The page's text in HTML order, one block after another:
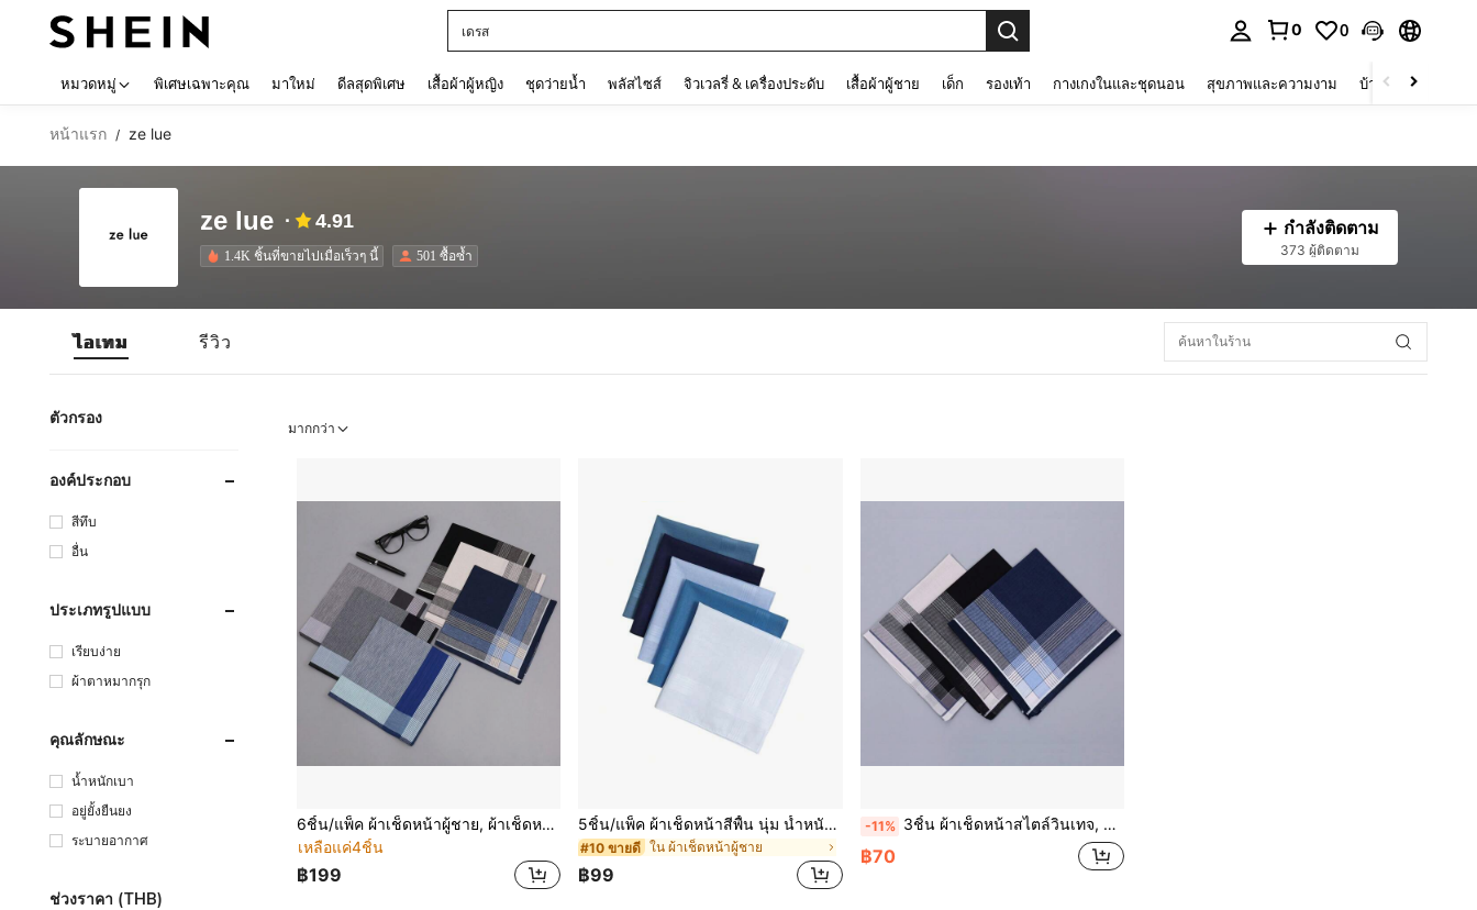
เดรส
0 0
หมวดหมู่ พิเศษเฉพาะคุณ มาใหม่ ดีลสุดพิเศษ เสื้อผ้าผู้หญิง ชุดว่ายน้ำ พลัสไซส์ จิวเวลรี่ & เครื่องประดับ เสื้อผ้าผู้ชาย เด็ก รองเท้า กางเกงในและชุดนอน สุขภาพและความงาม บ้านและที่อยู่อาศัย
หน้าแรก / ze lue
ze lue 4.91
1.4K ชิ้นที่ขายไปเมื่อเร็วๆ นี้ 501 ซื้อซ้ำ
กำลังติดตาม
373 ผู้ติดตาม
ไอเทม รีวิว
ตัวกรอง
องค์ประกอบ
สีทึบ
อื่น
ประเภทรูปแบบ
เรียบง่าย
ผ้าตาหมากรุก
คุณลักษณะ
น้ำหนักเบา
อยู่ยั้งยืนยง
ระบายอากาศ
ช่วงราคา (THB)
มากกว่า
6ชิ้น/แพ็ค ผ้าเช็ดหน้าผู้ชาย, ผ้าเช็ดหน้าลายตารางสีบล็อก, ผ้าเช็ดมือขนาดใหญ่บางซับน้ำ, ผ้าเช็ดหน้าสูทสุภาพบุรุษ, ของขวัญงานแต่งงาน/วันพ่อ, อุปกรณ์เสริม
เหลือแค่4ชิ้น
฿199
5ชิ้น/แพ็ค ผ้าเช็ดหน้าสีพื้น นุ่ม น้ำหนักเบา พกพาสะดวก ดูดซับน้ำ สำหรับผู้ชาย กิจกรรมกลางแจ้ง กีฬา งานแต่งงาน อุปกรณ์เสริม
#10 ขายดี ใน ผ้าเช็ดหน้าผู้ชาย
฿99
-11% 3ชิ้น ผ้าเช็ดหน้าสไตล์วินเทจ, นุ่มและซึมซับได้ดี เหมาะสำหรับการใช้งานประจำวัน เป็นผ้าเช็ดคอหรือผ้าเช็ดหน้าสำหรับสุภาพบุรุษ
฿70